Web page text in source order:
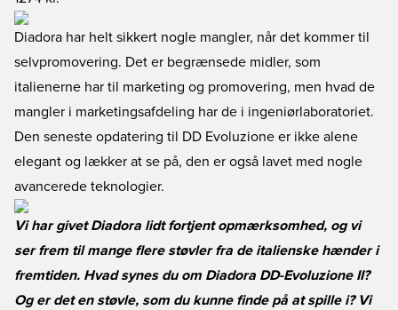
Diadora har helt sikkert nogle mangler, når det kommer til
selvpromovering. Det er begrænsede midler, som
italienerne har til marketing og promovering, men hvad de
mangler i marketingsafdeling har de i ingeniørlaboratoriet.
Den seneste opdatering til DD Evoluzione er ikke alene
elegant og lækker at se på, den er også lavet med nogle
avancerede teknologier.
Vi har givet Diadora lidt fortjent opmærksomhed, og vi
ser frem til mange flere støvler fra de italienske hænder i
fremtiden. Hvad synes du om Diadora DD-Evoluzione II?
Og er det en støvle, som du kunne finde på at spille i? Vi